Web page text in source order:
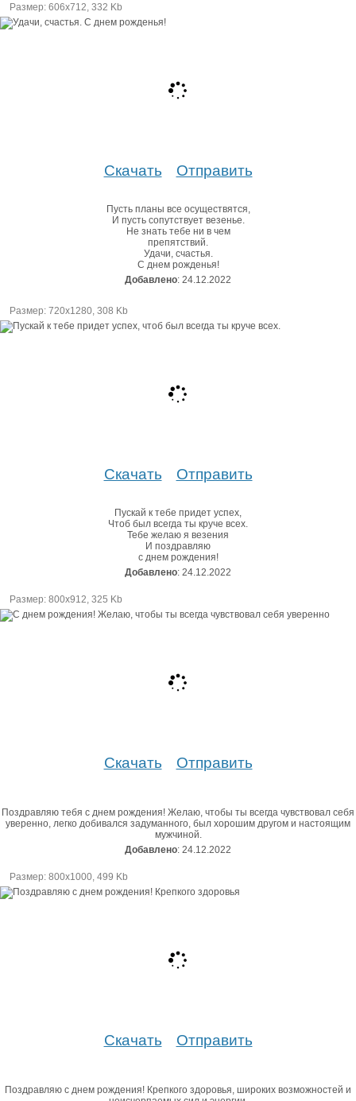
Размер: 606х712, 332 Kb
Скачать Отправить
Пусть планы все осуществятся,
И пусть сопутствует везенье.
Не знать тебе ни в чем
препятствий.
Удачи, счастья.
С днем рожденья!
Добавлено: 24.12.2022
Размер: 720х1280, 308 Kb
Скачать Отправить
Пускай к тебе придет успех,
Чтоб был всегда ты круче всех.
Тебе желаю я везения
И поздравляю
с днем рождения!
Добавлено: 24.12.2022
Размер: 800х912, 325 Kb
Скачать Отправить
Поздравляю тебя с днем рождения! Желаю, чтобы ты всегда чувствовал себя
уверенно, легко добивался задуманного, был хорошим другом и настоящим
мужчиной.
Добавлено: 24.12.2022
Размер: 800х1000, 499 Kb
Скачать Отправить
Поздравляю с днем рождения! Крепкого здоровья, широких возможностей и